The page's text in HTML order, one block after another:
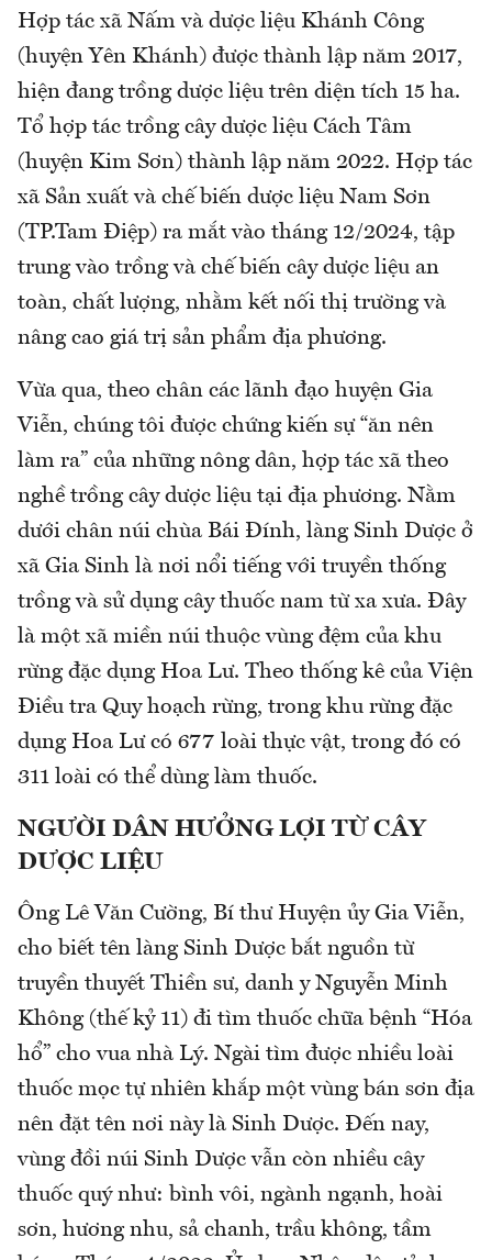
Hợp tác xã Nấm và dược liệu Khánh Công
(huyện Yên Khánh) được thành lập năm 2017,
hiện đang trồng dược liệu trên diện tích 15 ha.
Tổ hợp tác trồng cây dược liệu Cách Tâm
(huyện Kim Sơn) thành lập năm 2022. Hợp tác
xã Sản xuất và chế biến dược liệu Nam Sơn
(TP.Tam Điệp) ra mắt vào tháng 12/2024, tập
trung vào trồng và chế biến cây dược liệu an
toàn, chất lượng, nhằm kết nối thị trường và
nâng cao giá trị sản phẩm địa phương.
Vừa qua, theo chân các lãnh đạo huyện Gia
Viễn, chúng tôi được chứng kiến sự “ăn nên
làm ra” của những nông dân, hợp tác xã theo
nghề trồng cây dược liệu tại địa phương. Nằm
dưới chân núi chùa Bái Đính, làng Sinh Dược ở
xã Gia Sinh là nơi nổi tiếng với truyền thống
trồng và sử dụng cây thuốc nam từ xa xưa. Đây
là một xã miền núi thuộc vùng đệm của khu
rừng đặc dụng Hoa Lư. Theo thống kê của Viện
Điều tra Quy hoạch rừng, trong khu rừng đặc
dụng Hoa Lư có 677 loài thực vật, trong đó có
311 loài có thể dùng làm thuốc.
NGƯỜI DÂN HƯỞNG LỢI TỪ CÂY
DƯỢC LIỆU
Ông Lê Văn Cường, Bí thư Huyện ủy Gia Viễn,
cho biết tên làng Sinh Dược bắt nguồn từ
truyền thuyết Thiền sư, danh y Nguyễn Minh
Không (thế kỷ 11) đi tìm thuốc chữa bệnh “Hóa
hổ” cho vua nhà Lý. Ngài tìm được nhiều loài
thuốc mọc tự nhiên khắp một vùng bán sơn địa
nên đặt tên nơi này là Sinh Dược. Đến nay,
vùng đồi núi Sinh Dược vẫn còn nhiều cây
thuốc quý như: bình vôi, ngành ngạnh, hoài
sơn, hương nhu, sả chanh, trầu không, tầm